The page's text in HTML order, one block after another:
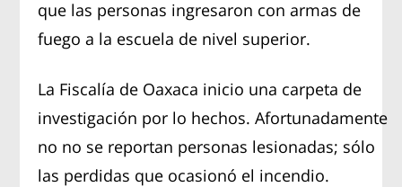
que las personas ingresaron con armas de
fuego a la escuela de nivel superior.
La Fiscalía de Oaxaca inicio una carpeta de
investigación por lo hechos. Afortunadamente
no no se reportan personas lesionadas; sólo
las perdidas que ocasionó el incendio.